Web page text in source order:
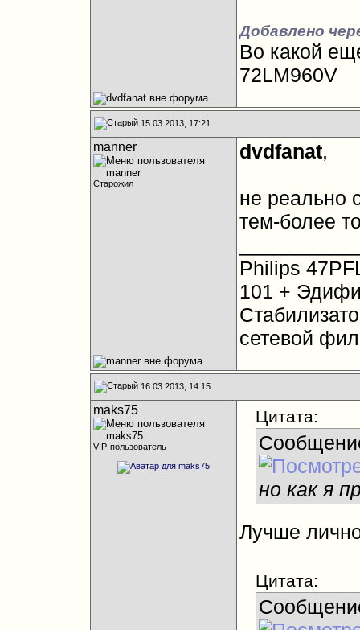
Добавлено
Во какой
72LM960V
15.03.2013, 17:21
manner
Старожил
dvdfanat,
не реально
тем-более
Philips
101 +
сетевой
16.03.2013, 14:15
maks75
VIP-пользователь
Цитата:
но как я
Лучше
Цитата: